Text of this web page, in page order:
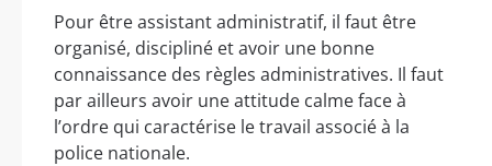
Pour être assistant administratif, il faut être
organisé, discipliné et avoir une bonne
connaissance des règles administratives. Il faut
par ailleurs avoir une attitude calme face à
l’ordre qui caractérise le travail associé à la
police nationale.